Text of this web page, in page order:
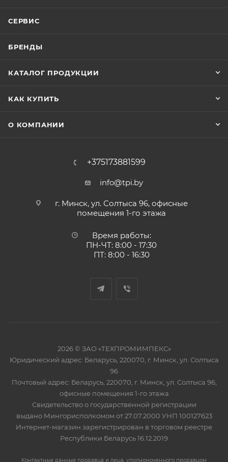
СЕРВИС
БРЕНДЫ
КАТАЛОГ ПРОДУКЦИИ
КАК КУПИТЬ
О КОМПАНИИ
+375173881599
info@tpi.by
г. Минск, ул. Солтыса 96, офисные
помещения 1-го этажа
Время работы:
ПН-ЧТ: 8:00 - 17:30
ПТ: 8:00 - 16:30
2026 © ЗАО «ТЕХПРОМИМПЕКС»
Юридический адрес: Беларусь, 220070, г. Минск, ул. Солтыса
96
Почтовый адрес: Беларусь, 220070, г. Минск, ул. Солтыса 96,
офисные помещения 1-го этажа
Свидетельство о государственной регистрации
выдано Мингорисполкомом от 27.07.2000 УНП 100127623
Интернет-магазин зарегистрирован в торговом реестре
Республики Беларусь 16.12.2019
Контактные данные продавца и лица, уполномоченного продавцом